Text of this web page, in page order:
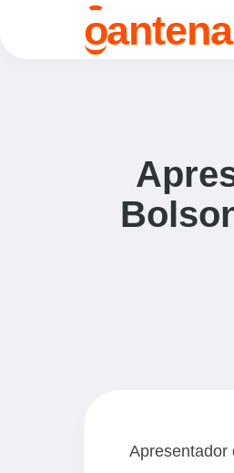
oantena
Apresentador